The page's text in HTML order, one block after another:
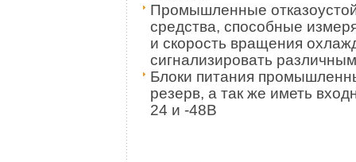
Промышленные
средства, способные
и скорость вращения
сигнализировать
Блоки питания
резерв, а так же иметь
24 и -48В